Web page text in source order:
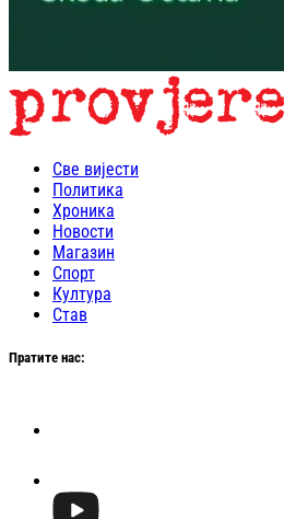
Све вијести
Политика
Хроника
Новости
Магазин
Спорт
Култура
Став
Пратите нас: